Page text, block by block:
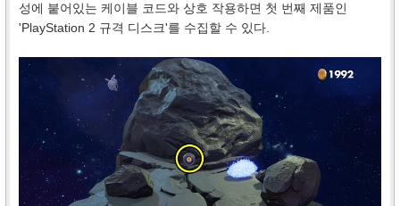
성에 붙어있는 케이블 코드와 상호 작용하면 첫 번째 제품인
'PlayStation 2 규격 디스크'를 수집할 수 있다.